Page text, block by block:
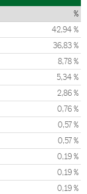
%
42,94 %
36,83 %
8,78 %
5,34 %
2,86 %
0,76 %
0,57 %
0,57 %
0,19 %
0,19 %
0,19 %